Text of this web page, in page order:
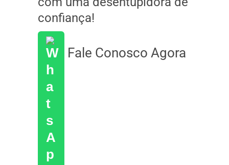
confiança!
Fale Conosco Agora